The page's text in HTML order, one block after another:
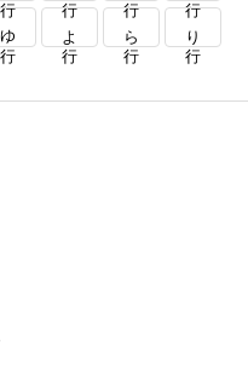
ゆ行 よ行 ら行 り行